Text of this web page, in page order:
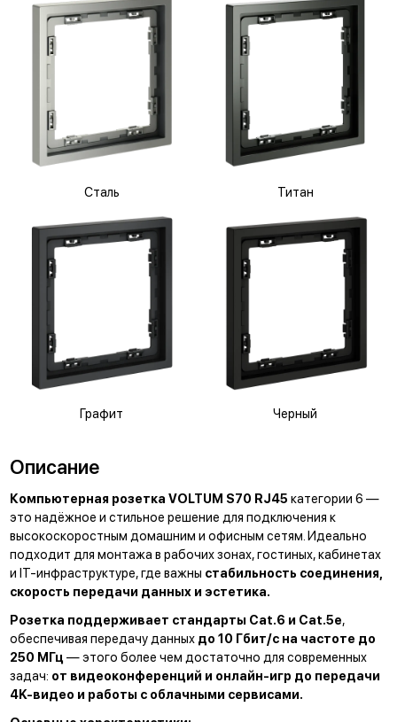
Сталь Титан
Графит Черный
Описание
Компьютерная розетка VOLTUM S70 RJ45 категории 6 —
это надёжное и стильное решение для подключения к
высокоскоростным домашним и офисным сетям. Идеально
подходит для монтажа в рабочих зонах, гостиных, кабинетах
и IT-инфраструктуре, где важны стабильность соединения,
скорость передачи данных и эстетика.
Розетка поддерживает стандарты Cat.6 и Cat.5e,
обеспечивая передачу данных до 10 Гбит/с на частоте до
250 МГц — этого более чем достаточно для современных
задач: от видеоконференций и онлайн-игр до передачи
4K-видео и работы с облачными сервисами.